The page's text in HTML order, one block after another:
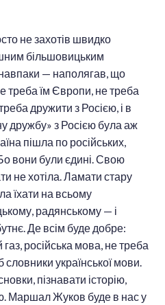
не захотів швидко
більшовицьким
— наполягав, що
треба їм Європи, не треба
дружити з Росією, і в
дружбу» з Росією була аж
пішла по російських,
вони були єдині. Свою
не хотіла. Ламати стару
їхати на всьому
радянському — і
Де всім буде добре:
російська мова, не треба
словники української мови.
пізнавати історію,
Маршал Жуков буде в нас у